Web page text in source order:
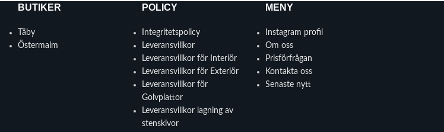
BUTIKER
Täby
Östermalm
POLICY
Integritetspolicy
Leveransvillkor
Leveransvillkor för Interiör
Leveransvillkor för Exteriör
Leveransvillkor för
Golvplattor
Leveransvillkor lagning av
stenskivor
MENY
Instagram profil
Om oss
Prisförfrågan
Kontakta oss
Senaste nytt